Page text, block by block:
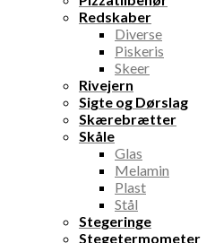
Redskaber
Diverse
Piskeris
Skeer
Rivejern
Sigte og Dørslag
Skærebrætter
Skåle
Glas
Melamin
Plast
Stål
Stegeringe
Stegetermometer